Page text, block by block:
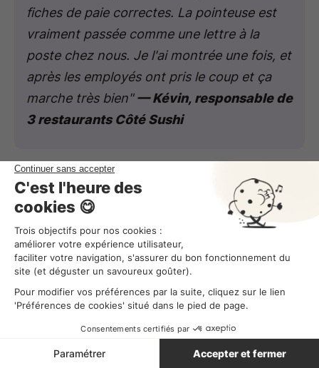
fiches de paie correctes. La pointeuse est
vraiment passée comme une lettre à la
poste chez nous. Je l'ai montrée une fois, et
après les employés ont pris le coup et ça
marche très bien"— Kévin, responsable de
3 restaurants Côté Sushi
Avantages :
L'enregistrement, le stockage et le
traitement des données sont automatisés ;
L'information remonte directement dans
votre planning en ligne et votre paie ;
Vous êtes directement informé en cas de